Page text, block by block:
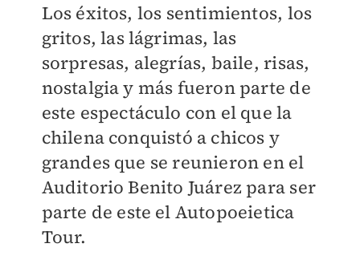
Los éxitos, los sentimientos, los
gritos, las lágrimas, las
sorpresas, alegrías, baile, risas,
nostalgia y más fueron parte de
este espectáculo con el que la
chilena conquistó a chicos y
grandes que se reunieron en el
Auditorio Benito Juárez para ser
parte de este el Autopoeietica
Tour.